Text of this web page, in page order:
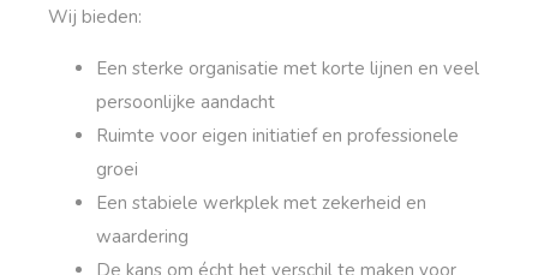
Wij bieden:
Een sterke organisatie met korte lijnen en veel
persoonlijke aandacht
Ruimte voor eigen initiatief en professionele
groei
Een stabiele werkplek met zekerheid en
waardering
De kans om écht het verschil te maken voor